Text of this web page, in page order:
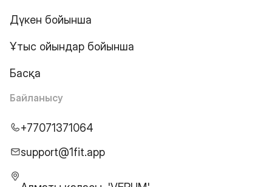
Дүкен бойынша
Ұтыс ойындар бойынша
Басқа
Байланысу
+77071371064
support@1fit.app